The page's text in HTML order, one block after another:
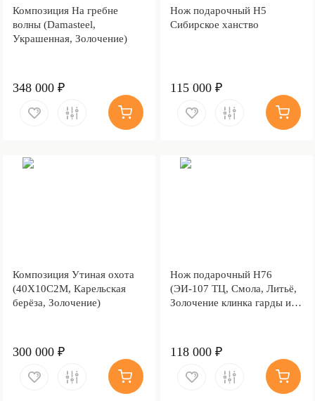
Композиция На гребне
волны (Damasteel,
Украшенная, Золочение)
348 000 ₽
Нож подарочный Н5
Сибирское ханство
115 000 ₽
Композиция Утиная охота
(40Х10С2М, Карельская
берёза, Золочение)
300 000 ₽
Нож подарочный Н76
(ЭИ-107 ТЦ, Смола, Литьё,
Золочение клинка гарды и
118 000 ₽